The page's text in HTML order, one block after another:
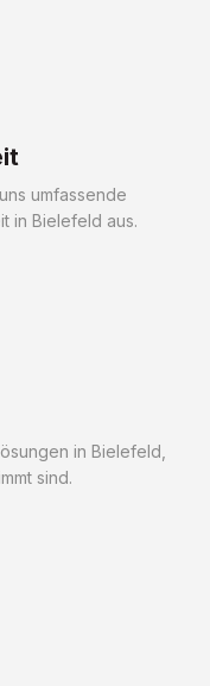
umfassende
in Bielefeld aus.
in Bielefeld,
sind.